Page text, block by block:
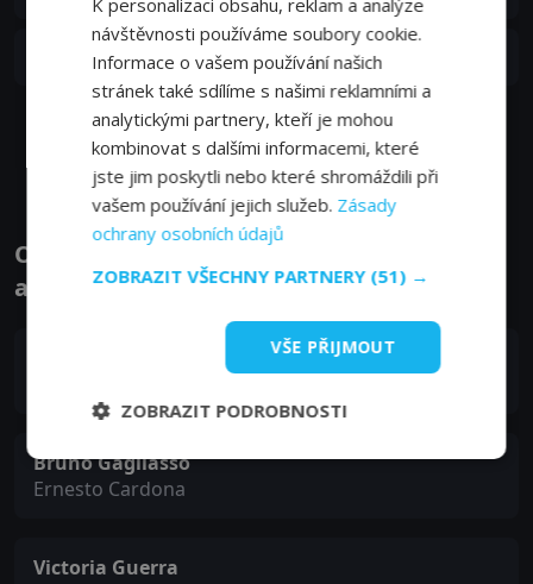
2. epizoda:Oční víčka
Zobrazit další epizody
Obsazení filmu nebo pořadu Santo - Herci
a tvůrci
Bruno Gagliasso
Ernesto Cardona
Victoria Guerra
návštěvnosti používáme soubory cookie.
Informace o vašem používání našich
stránek také sdílíme s našimi reklamními a
analytickými partnery, kteří je mohou
kombinovat s dalšími informacemi, které
jste jim poskytli nebo které shromáždili při
vašem používání jejich služeb. Zásady
ochrany osobních údajů
ZOBRAZIT VŠECHNY PARTNERY (51) →
VŠE PŘIJMOUT
ZOBRAZIT PODROBNOSTI